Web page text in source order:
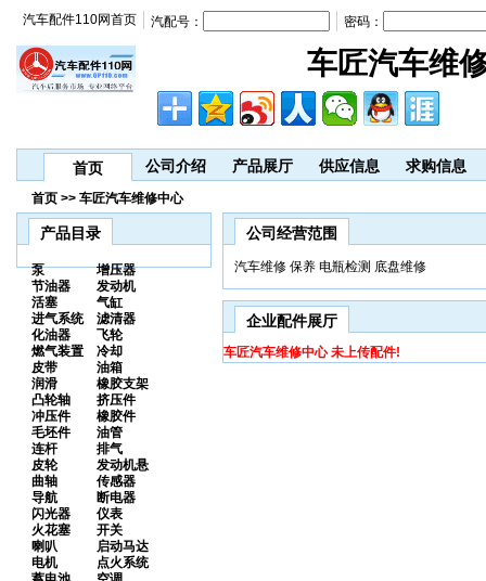
车匠汽车维
汽车配件110网首页 汽配号： 密码：
首页 公司介绍 产品展厅 供应信息 求购信息
首页 >> 车匠汽车维修中心
产品目录
泵
增压器
节油器
发动机
活塞
气缸
进气系统
滤清器
化油器
飞轮
燃气装置
冷却
皮带
油箱
润滑
橡胶支架
凸轮轴
挤压件
冲压件
橡胶件
毛坯件
油管
连杆
排气
皮轮
发动机悬
曲轴
传感器
导航
断电器
闪光器
仪表
火花塞
开关
喇叭
启动马达
电机
点火系统
公司经营范围
汽车维修 保养 电瓶检测 底盘维修
企业配件展厅
车匠汽车维修中心 未上传配件!